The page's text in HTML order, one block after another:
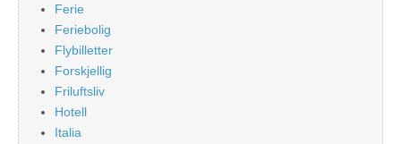
Ferie
Feriebolig
Flybilletter
Forskjellig
Friluftsliv
Hotell
Italia